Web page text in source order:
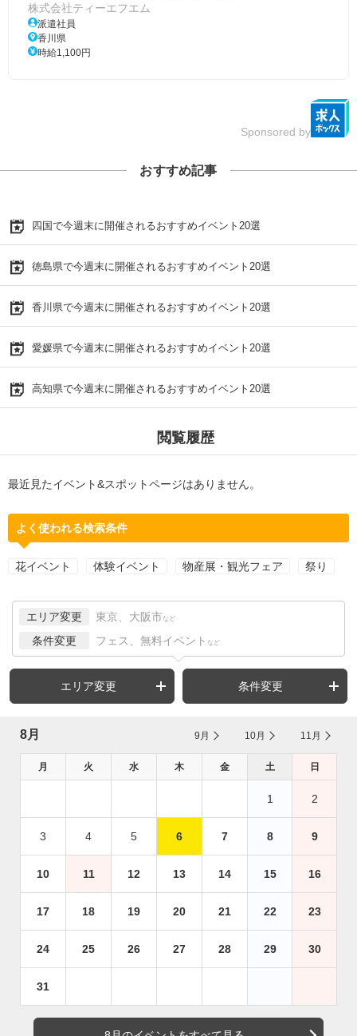
株式会社ティーエフエム
派遣社員
香川県
時給1,100円
Sponsored by
おすすめ記事
四国で今週末に開催されるおすすめイベント20選
徳島県で今週末に開催されるおすすめイベント20選
香川県で今週末に開催されるおすすめイベント20選
愛媛県で今週末に開催されるおすすめイベント20選
高知県で今週末に開催されるおすすめイベント20選
閲覧履歴
最近見たイベント&スポットページはありません。
よく使われる検索条件
花イベント 体験イベント 物産展・観光フェア 祭り
エリア変更 東京、大阪市 など
条件変更 フェス、無料イベント など
エリア変更 条件変更
8月 9月 10月 11月
月 火 水 木 金 土 日
1 2
3 4 5 6 7 8 9
10 11 12 13 14 15 16
17 18 19 20 21 22 23
24 25 26 27 28 29 30
31